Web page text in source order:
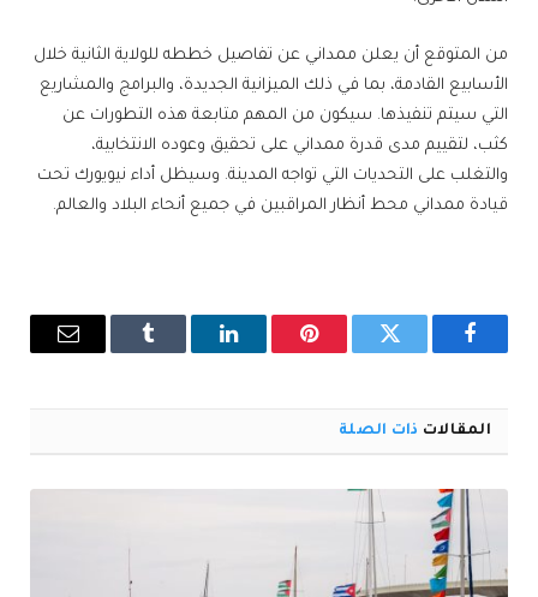
من المتوقع أن يعلن ممداني عن تفاصيل خططه للولاية الثانية خلال
الأسابيع القادمة، بما في ذلك الميزانية الجديدة، والبرامج والمشاريع
التي سيتم تنفيذها. سيكون من المهم متابعة هذه التطورات عن
كثب، لتقييم مدى قدرة ممداني على تحقيق وعوده الانتخابية،
والتغلب على التحديات التي تواجه المدينة. وسيظل أداء نيويورك تحت
قيادة ممداني محط أنظار المراقبين في جميع أنحاء البلاد والعالم.
فيسبوك تويتر بينتيريستلينكدإن Tumblr
البريد
المقالات ذات الصلة